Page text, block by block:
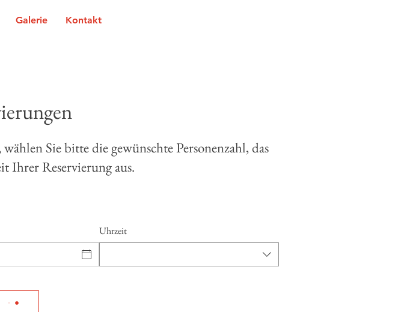
Galerie Kontakt
Sie bitte die gewünschte Personenzahl, das
Ihrer Reservierung aus.
Uhrzeit